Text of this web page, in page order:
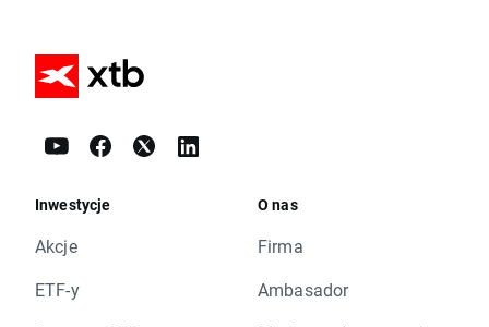
Inwestycje
Akcje
ETF-y
O nas
Firma
Ambasador